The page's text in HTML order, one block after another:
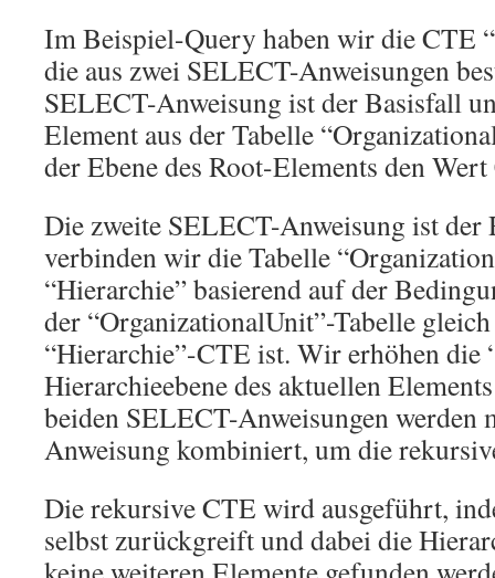
Im Beispiel-Query haben wir die CTE
die aus zwei SELECT-Anweisungen
SELECT-Anweisung ist der Basisfall
Element aus der Tabelle
der Ebene des Root-Elements den Wert
Die zweite SELECT-Anweisung ist
verbinden wir die Tabelle
“Hierarchie” basierend auf der
der “OrganizationalUnit”-Tabelle
“Hierarchie”-CTE ist. Wir erhöhen die
Hierarchieebene des aktuellen
beiden SELECT-Anweisungen
Anweisung kombiniert, um die
Die rekursive CTE wird ausgeführt,
selbst zurückgreift und dabei die